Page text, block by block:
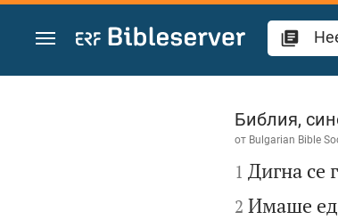
Преминете към съдържанието
Неемия 5
Библия,
от Bulgarian Bible

1 Дигна се
2 Имаше